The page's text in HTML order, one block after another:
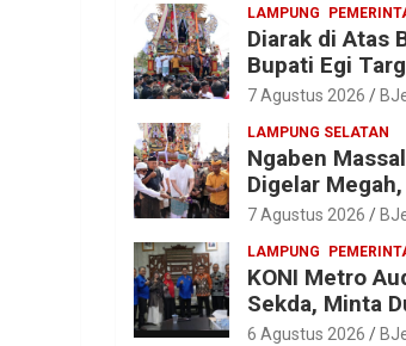
LAMPUNG
Diarak di Atas
Bupati Egi
Jadi Desa
7 Agustus 2026
LAMPUNG SELATAN
Ngaben
Digelar
Diantar dalam
7 Agustus 2026
LAMPUNG
KONI Metro
Sekda, Minta
Anggaran
6 Agustus 2026